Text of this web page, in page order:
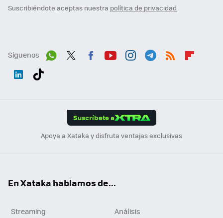
Suscribiéndote aceptas nuestra política de privacidad
Síguenos
Suscríbete a
Apoya a Xataka y disfruta ventajas exclusivas
En Xataka hablamos de...
Streaming
Análisis